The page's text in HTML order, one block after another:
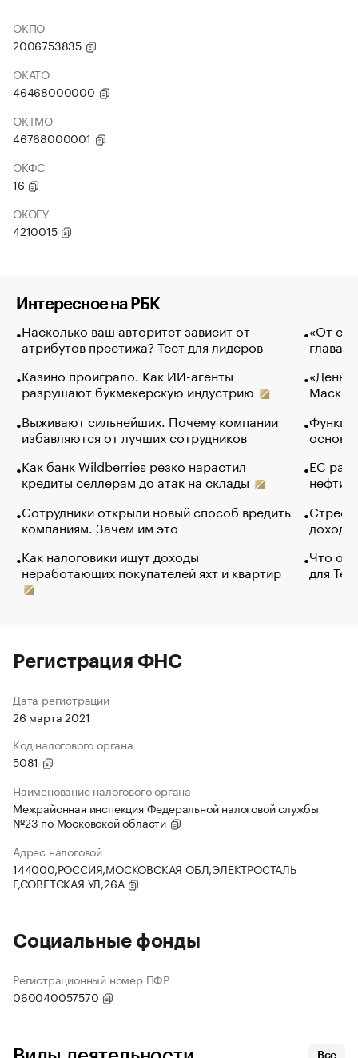
ОКПО
2006753835
ОКАТО
46468000000
ОКТМО
46768000001
ОКФС
16
ОКОГУ
4210015
Интересное на РБК
Насколько ваш авторитет зависит от
атрибутов престижа? Тест для лидеров
Казино проиграло. Как ИИ-агенты
разрушают букмекерскую индустрию
Выживают сильнейших. Почему компании
избавляются от лучших сотрудников
Как банк Wildberries резко нарастил
кредиты селлерам до атак на склады
Сотрудники открыли новый способ вредить
компаниям. Зачем им это
Как налоговики ищут доходы
неработающих покупателей яхт и квартир
«От
глава
Маск в
основ
ЕС
нефти
Что
для
Регистрация ФНС
Дата регистрации
26 марта 2021
Код налогового органа
5081
Наименование налогового органа
Межрайонная инспекция Федеральной налоговой службы
№23 по Московской области
Адрес налоговой
144000,РОССИЯ,МОСКОВСКАЯ ОБЛ,ЭЛЕКТРОСТАЛЬ
Г,СОВЕТСКАЯ УЛ,26А
Социальные фонды
Регистрационный номер ПФР
060040057570